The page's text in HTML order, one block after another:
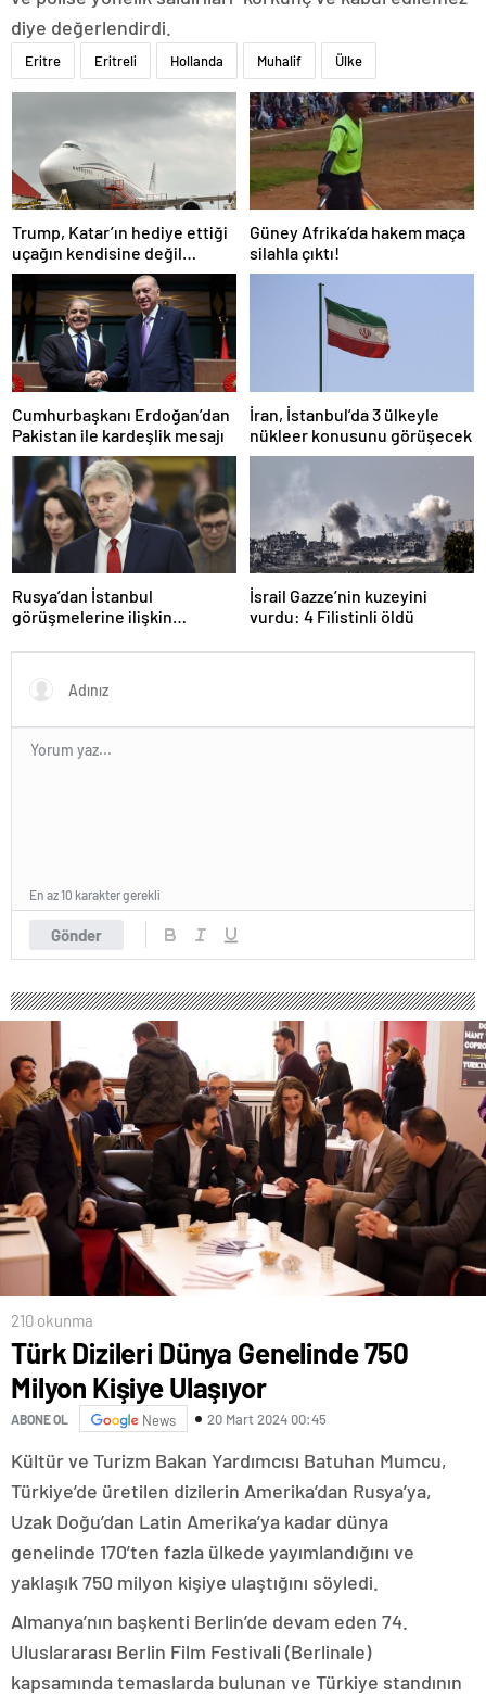
diye değerlendirdi.
Eritre Eritreli Hollanda Muhalif Ülke
Trump, Katar’ın hediye ettiği
uçağın kendisine değil
Pentagon’a verileceğini
açıkladı
Güney Afrika’da hakem maça
silahla çıktı!
Cumhurbaşkanı Erdoğan’dan
Pakistan ile kardeşlik mesajı
İran, İstanbul’da 3 ülkeyle
nükleer konusunu görüşecek
Rusya’dan İstanbul
görüşmelerine ilişkin
İsrail Gazze’nin kuzeyini
vurdu: 4 Filistinli öldü
Gönder
En az 10 karakter gerekli
210 okunma
Türk Dizileri Dünya Genelinde 750
Milyon Kişiye Ulaşıyor
ABONE OL News 20 Mart 2024 00:45
Kültür ve Turizm Bakan Yardımcısı Batuhan Mumcu,
Türkiye’de üretilen dizilerin Amerika’dan Rusya’ya,
Uzak Doğu’dan Latin Amerika’ya kadar dünya
genelinde 170’ten fazla ülkede yayımlandığını ve
yaklaşık 750 milyon kişiye ulaştığını söyledi.
Almanya’nın başkenti Berlin’de devam eden 74.
Uluslararası Berlin Film Festivali (Berlinale)
kapsamında temaslarda bulunan ve Türkiye standının